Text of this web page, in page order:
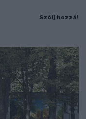
Szólj hozzá!